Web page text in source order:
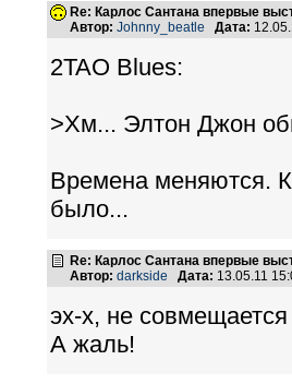
Re: Карлос Сантана впервые
Автор: Johnny_beatle Дата:
2TAO Blues:
>Хм... Элтон Джон
Времена меняются.
было...
Re: Карлос Сантана впервые
Автор: darkside Дата: 13.05.11
эх-х, не
А жаль!